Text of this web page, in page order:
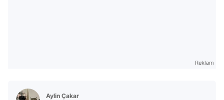
Reklam
Aylin Çakar